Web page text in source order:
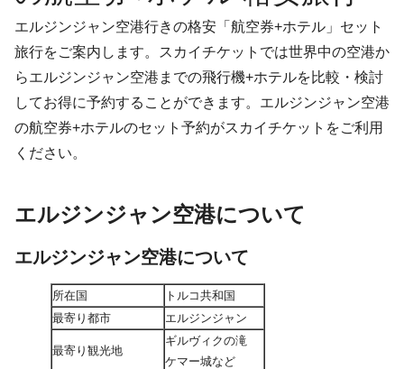
エルジンジャン空港行きの格安「航空券+ホテル」セット
旅行をご案内します。スカイチケットでは世界中の空港か
らエルジンジャン空港までの飛行機+ホテルを比較・検討
してお得に予約することができます。エルジンジャン空港
の航空券+ホテルのセット予約がスカイチケットをご利用
ください。
エルジンジャン空港について
エルジンジャン空港について
所在国
トルコ共和国
最寄り都市
エルジンジャン
最寄り観光地
ギルヴィクの滝
ケマー城など